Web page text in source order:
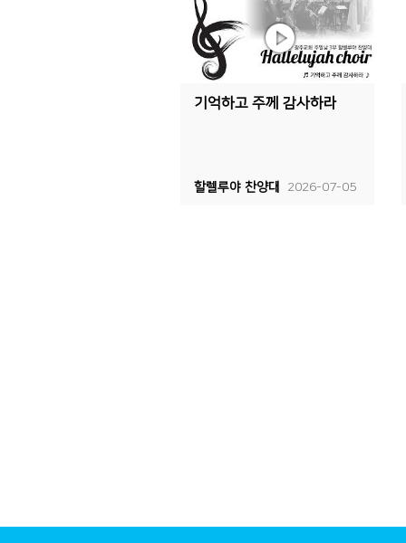
기억하고 주께 감사하라
2026-07-05
할렐루야 찬양대